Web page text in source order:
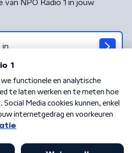
NPO Radio 1 in jouw